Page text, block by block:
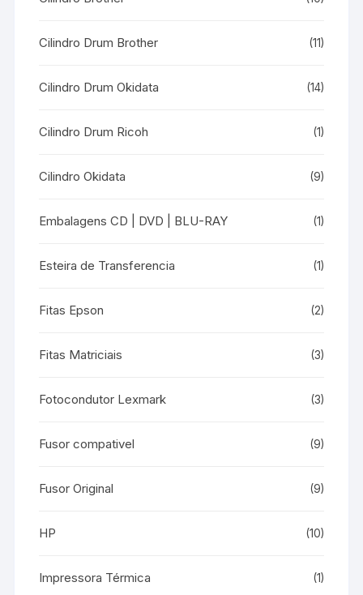
Cilindro Drum Brother (11)
Cilindro Drum Okidata (14)
Cilindro Drum Ricoh (1)
Cilindro Okidata (9)
Embalagens CD | DVD | BLU-RAY (1)
Esteira de Transferencia (1)
Fitas Epson (2)
Fitas Matriciais (3)
Fotocondutor Lexmark (3)
Fusor compativel (9)
Fusor Original (9)
HP (10)
Impressora Térmica (1)